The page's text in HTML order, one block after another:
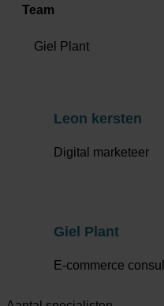
Team
Giel Plant
Leon kersten
Digital marketeer
Giel Plant
E-commerce